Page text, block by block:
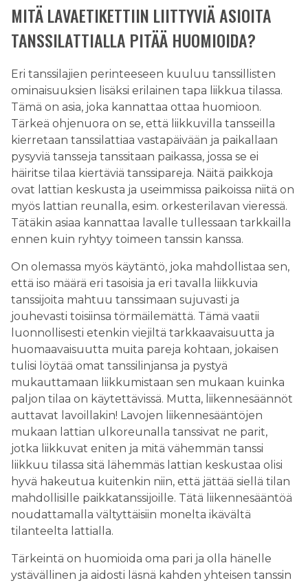
MITÄ LAVAETIKETTIIN LIITTYVIÄ ASIOITA
TANSSILATTIALLA PITÄÄ HUOMIOIDA?
Eri tanssilajien perinteeseen kuuluu tanssillisten
ominaisuuksien lisäksi erilainen tapa liikkua tilassa.
Tämä on asia, joka kannattaa ottaa huomioon.
Tärkeä ohjenuora on se, että liikkuvilla tansseilla
kierretaan tanssilattiaa vastapäivään ja paikallaan
pysyviä tansseja tanssitaan paikassa, jossa se ei
häiritse tilaa kiertäviä tanssipareja. Näitä paikkoja
ovat lattian keskusta ja useimmissa paikoissa niitä on
myös lattian reunalla, esim. orkesterilavan vieressä.
Tätäkin asiaa kannattaa lavalle tullessaan tarkkailla
ennen kuin ryhtyy toimeen tanssin kanssa.
On olemassa myös käytäntö, joka mahdollistaa sen,
että iso määrä eri tasoisia ja eri tavalla liikkuvia
tanssijoita mahtuu tanssimaan sujuvasti ja
jouhevasti toisiinsa törmäilemättä. Tämä vaatii
luonnollisesti etenkin viejiltä tarkkaavaisuutta ja
huomaavaisuutta muita pareja kohtaan, jokaisen
tulisi löytää omat tanssilinjansa ja pystyä
mukauttamaan liikkumistaan sen mukaan kuinka
paljon tilaa on käytettävissä. Mutta, liikennesäännöt
auttavat lavoillakin! Lavojen liikennesääntöjen
mukaan lattian ulkoreunalla tanssivat ne parit,
jotka liikkuvat eniten ja mitä vähemmän tanssi
liikkuu tilassa sitä lähemmäs lattian keskustaa olisi
hyvä hakeutua kuitenkin niin, että jättää siellä tilan
mahdollisille paikkatanssijoille. Tätä liikennesääntöä
noudattamalla vältyttäisiin monelta ikävältä
tilanteelta lattialla.
Tärkeintä on huomioida oma pari ja olla hänelle
ystävällinen ja aidosti läsnä kahden yhteisen tanssin